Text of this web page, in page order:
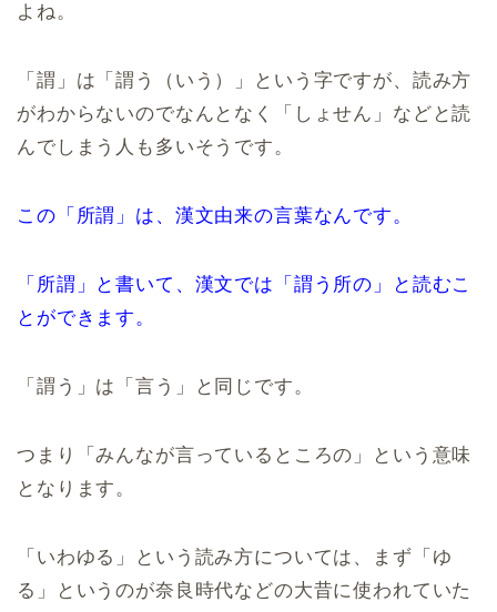
よね。
「謂」は「謂う（いう）」という字ですが、読み方
がわからないのでなんとなく「しょせん」などと読
んでしまう人も多いそうです。
この「所謂」は、漢文由来の言葉なんです。
「所謂」と書いて、漢文では「謂う所の」と読むこ
とができます。
「謂う」は「言う」と同じです。
つまり「みんなが言っているところの」という意味
となります。
「いわゆる」という読み方については、まず「ゆ
る」というのが奈良時代などの大昔に使われていた